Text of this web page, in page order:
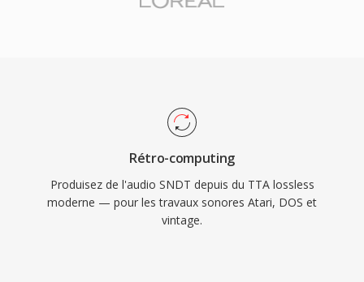
Rétro-computing
Produisez de l'audio SNDT depuis du TTA lossless
moderne — pour les travaux sonores Atari, DOS et
vintage.